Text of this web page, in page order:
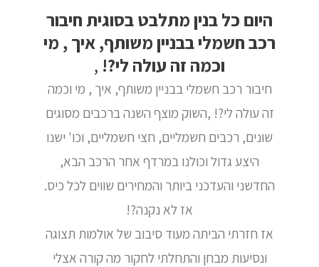
היום כל בנין מתלבט בסוגית חיבור
רכב חשמלי בבניין משותף, איך , מי
וכמה זה עולה לי?!,
חיבור רכב חשמלי בבניין משותף, איך , מי וכמה
זה עולה לי?! ,השוק מוצף השנה ברכבים מסוגים
שונים, רכבים חשמליים, חצי חשמליים, וכו' ישנו
היצע גדול וכולנו במרדף אחר הרכב הבא,
החדשני והעדכני ביותר והמחירים שווים לכל כיס.
אז לא נקנה?!
אז חזרתי הביתה מעוד סיבוב של אולמות תצוגה
ונסיעות מבחן והתחלתי לחקור מה קורה אצלי